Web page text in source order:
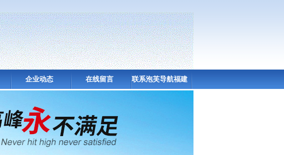
企业动态 在线留言 联系泡芙导航福建